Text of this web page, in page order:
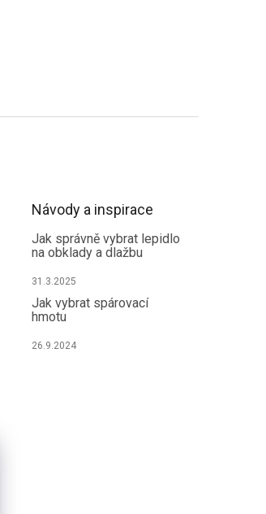
Návody a inspirace
Jak správně vybrat lepidlo
na obklady a dlažbu
31.3.2025
Jak vybrat spárovací
hmotu
26.9.2024